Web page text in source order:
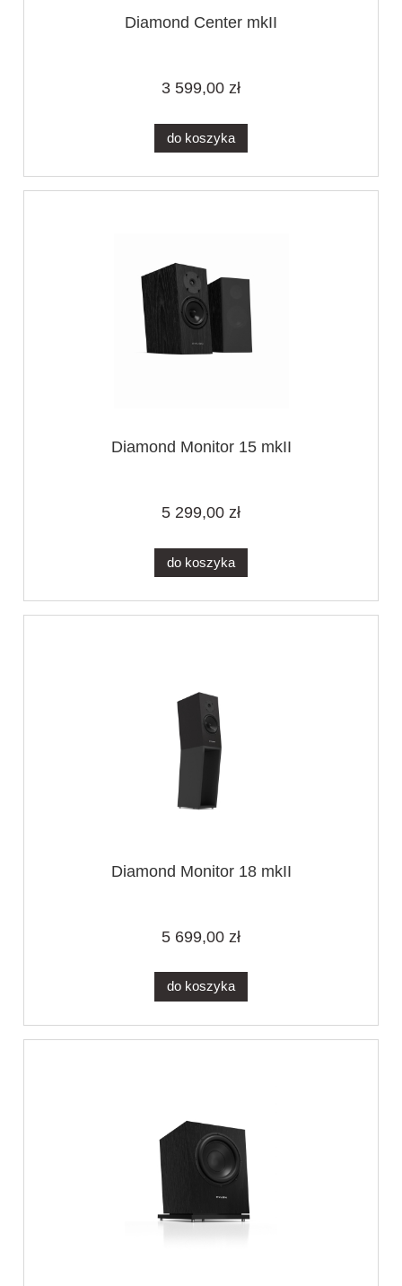
Diamond Center mkII
3 599,00 zł
do koszyka
Diamond Monitor 15 mkII
5 299,00 zł
do koszyka
Diamond Monitor 18 mkII
5 699,00 zł
do koszyka